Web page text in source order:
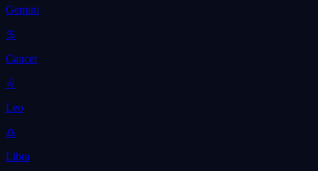
Gemini
♋
Cancer
♌
Leo
♎
Libra